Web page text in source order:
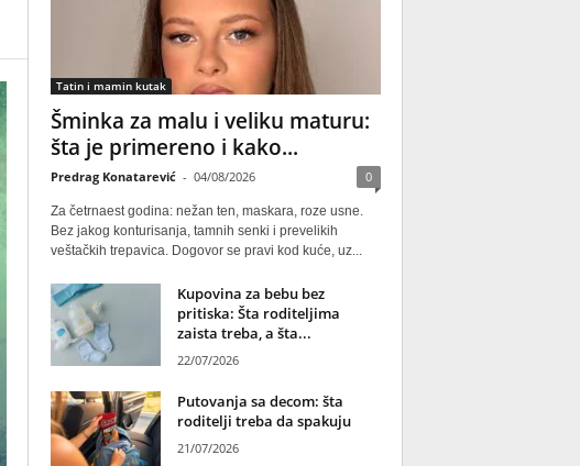
Tatin i mamin kutak
Šminka za malu i veliku maturu:
šta je primereno i kako...
Predrag Konatarević - 04/08/2026 0
Za četrnaest godina: nežan ten, maskara, roze usne.
Bez jakog konturisanja, tamnih senki i prevelikih
veštačkih trepavica. Dogovor se pravi kod kuće, uz...
Kupovina za bebu bez
pritiska: Šta roditeljima
zaista treba, a šta...
22/07/2026
Putovanja sa decom: šta
roditelji treba da spakuju
21/07/2026